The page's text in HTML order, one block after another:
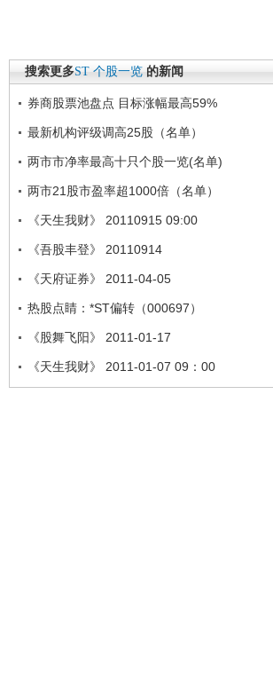
搜索更多ST 个股一览 的新闻
券商股票池盘点 目标涨幅最高59%
最新机构评级调高25股（名单）
两市市净率最高十只个股一览(名单)
两市21股市盈率超1000倍（名单）
《天生我财》 20110915 09:00
《吾股丰登》 20110914
《天府证券》 2011-04-05
热股点睛：*ST偏转（000697）
《股舞飞阳》 2011-01-17
《天生我财》 2011-01-07 09：00